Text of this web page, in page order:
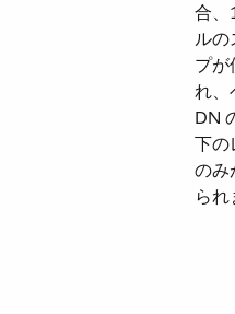
合、
ルの
プが
れ、
DN
下の
のみ
ら